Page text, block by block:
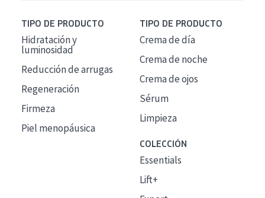
TIPO DE PRODUCTO
Hidratación y
luminosidad
Reducción de arrugas
Regeneración
Firmeza
Piel menopáusica
TIPO DE PRODUCTO
Crema de día
Crema de noche
Crema de ojos
Sérum
Limpieza
COLECCIÓN
Essentials
Lift+